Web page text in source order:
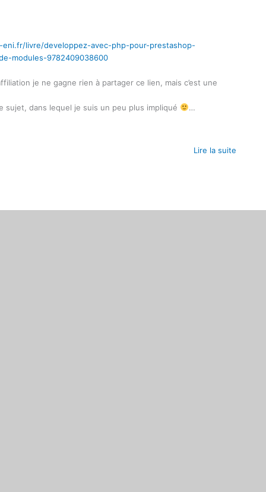
livre/developpez-avec-php-pour-prestashop-
modules-9782409038600
je ne gagne rien à partager ce lien, mais c’est une
dans lequel je suis un peu plus impliqué
…
Lire la suite